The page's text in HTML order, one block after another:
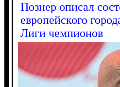
Познер описал
европейского
Лиги чемпионов